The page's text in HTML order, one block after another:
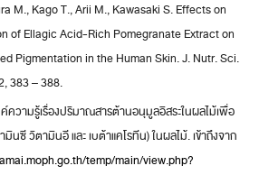
M., Kago T., Arii M., Kawasaki S. Effects on
of Ellagic Acid-Rich Pomegranate Extract on
Pigmentation in the Human Skin. J. Nutr. Sci.
383 – 388.
ความรู้เรื่องปริมาณสารต้านอนุมูลอิสระในผลไม้เพื่อ
นซี วิตามินอี และ เบต้าแคโรทีน) ในผลไม้. เข้าถึงจาก
temp/main/view.php?